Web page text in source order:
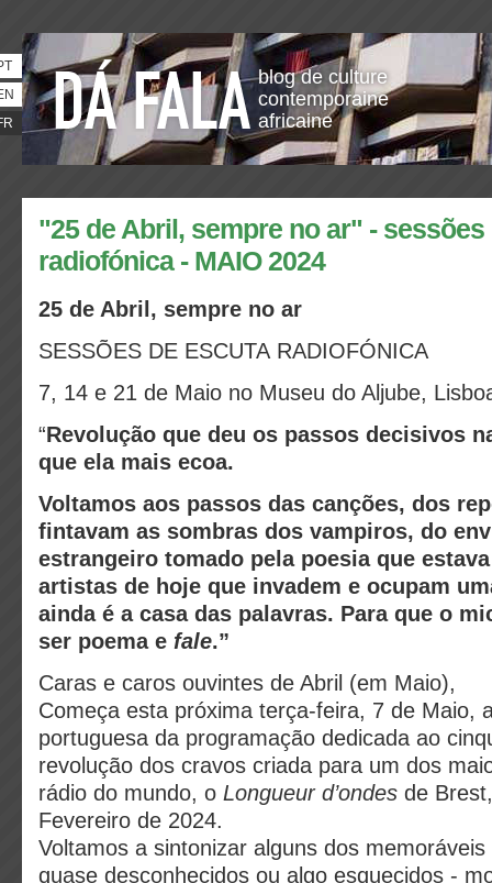
blog de culture
contemporaine
africaine
"25 de Abril, sempre no ar" - sessões
radiofónica - MAIO 2024
25 de Abril, sempre no ar
SESSÕES DE ESCUTA RADIOFÓNICA
7, 14 e 21 de Maio no Museu do Aljube,
“Revolução que deu os passos decisivos
que ela mais ecoa.
Voltamos aos passos das canções, dos
fintavam as sombras dos vampiros, do
estrangeiro tomado pela poesia que
artistas de hoje que invadem e ocupam
ainda é a casa das palavras. Para que o
ser poema e fale.”
Caras e caros ouvintes de Abril (em Maio),
Começa esta próxima terça-feira, 7 de Maio,
portuguesa da programação dedicada ao
revolução dos cravos criada para um dos
rádio do mundo, o Longueur d’ondes de
Fevereiro de 2024.
Voltamos a sintonizar alguns dos
quase desconhecidos ou algo esquecidos -